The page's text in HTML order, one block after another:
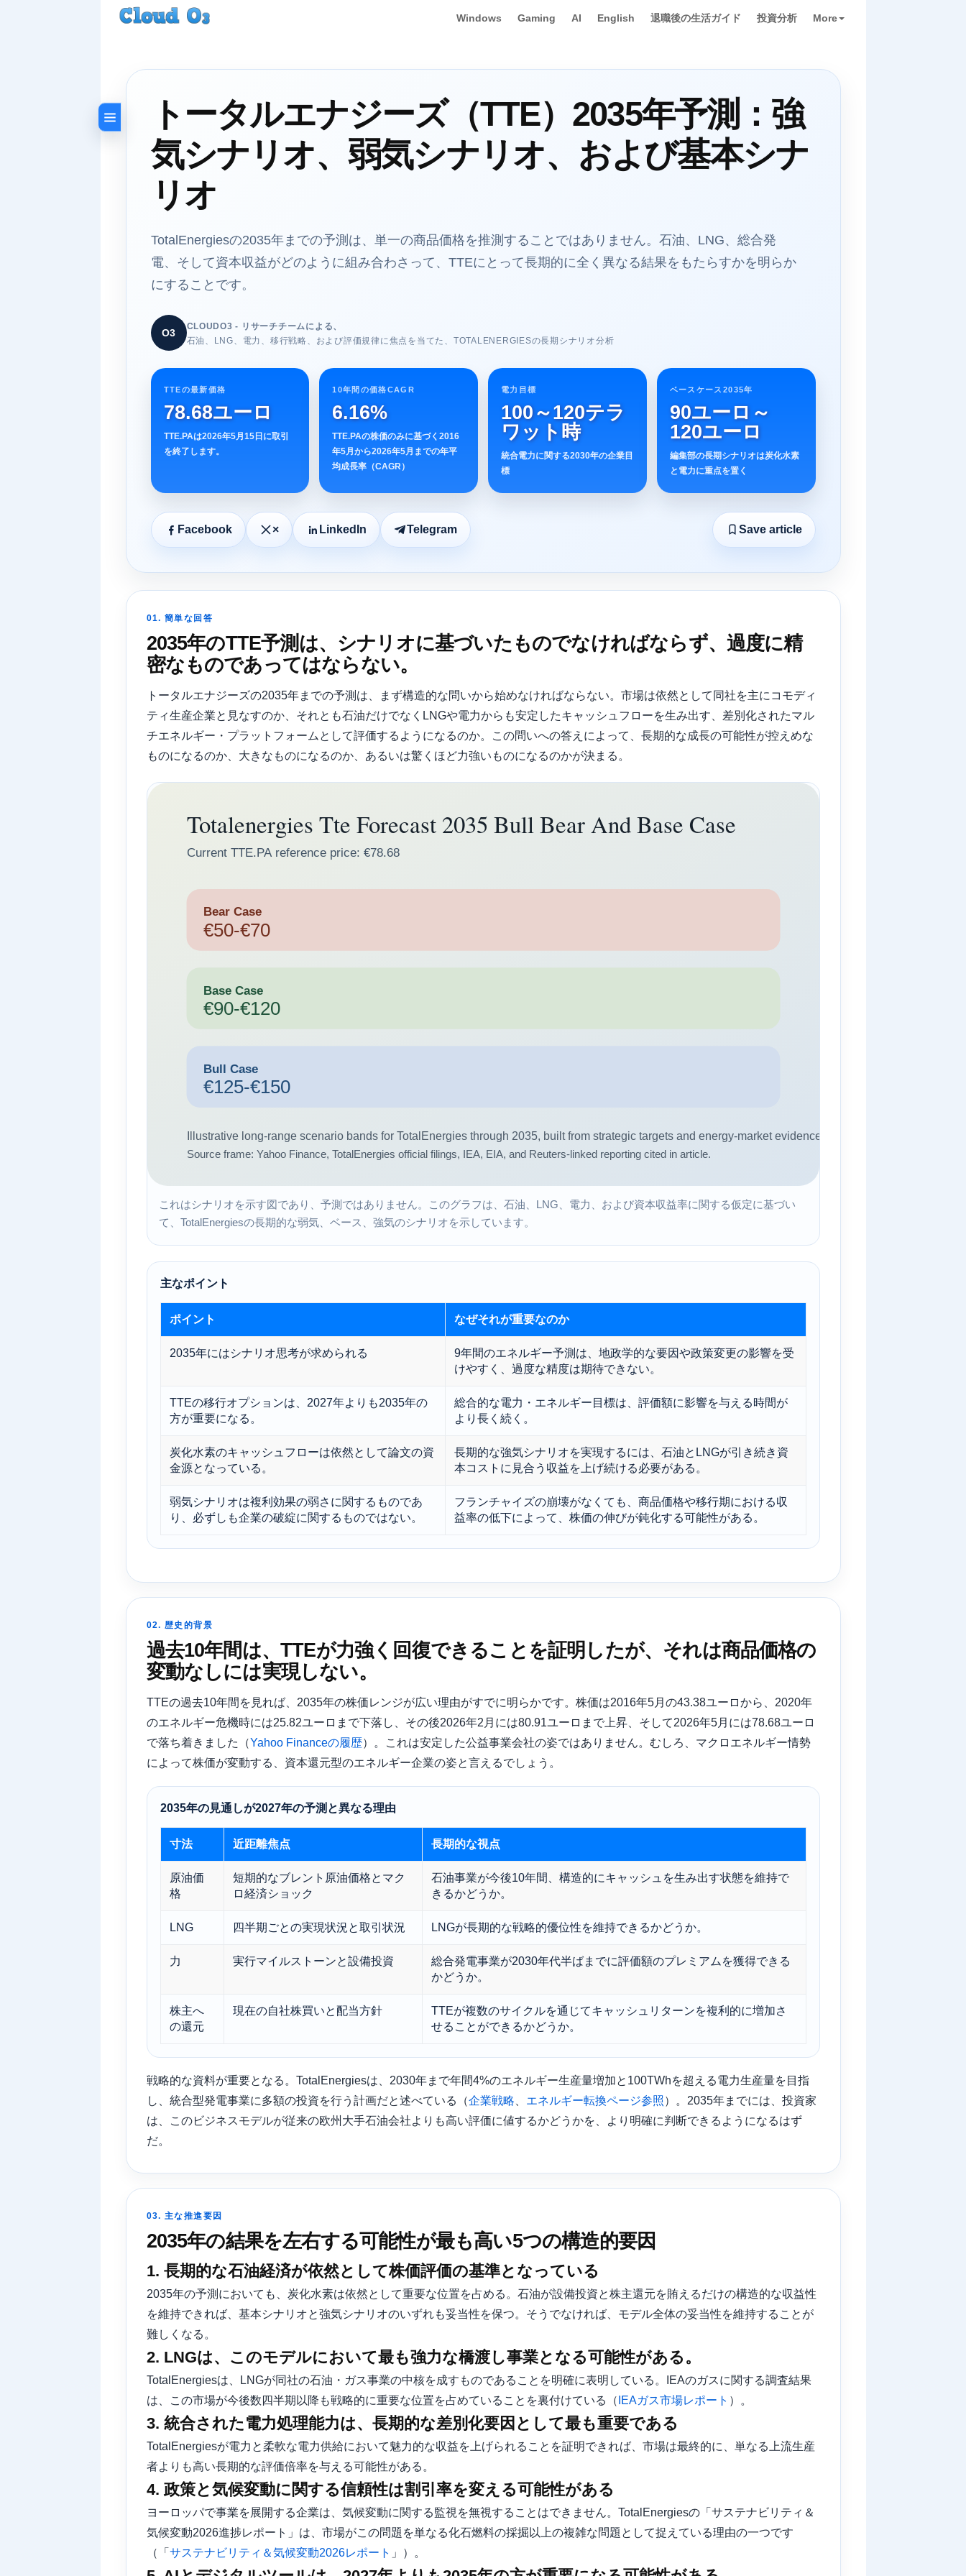
Windows Gaming AI English 退職後の生活ガイド 投資分析 More
トータルエナジーズ（TTE）2035年予測：強
気シナリオ、弱気シナリオ、および基本シナ
リオ
TotalEnergiesの2035年までの予測は、単一の商品価格を推測することではありません。石油、LNG、総合発
電、そして資本収益がどのように組み合わさって、TTEにとって長期的に全く異なる結果をもたらすかを明らか
にすることです。
O3
CLOUDO3 - リサーチチームによる、
石油、LNG、電力、移行戦略、および評価規律に焦点を当てた、TOTALENERGIESの長期シナリオ分析
TTEの最新価格
78.68ユーロ
TTE.PAは2026年5月15日に取引
を終了します。
10年間の価格CAGR
6.16%
TTE.PAの株価のみに基づく2016
年5月から2026年5月までの年平
均成長率（CAGR）
電力目標
100～120テラ
ワット時
統合電力に関する2030年の企業目
標
ベースケース2035年
90ユーロ～
120ユーロ
編集部の長期シナリオは炭化水素
と電力に重点を置く
Facebook × LinkedIn Telegram Save article
01. 簡単な回答
2035年のTTE予測は、シナリオに基づいたものでなければならず、過度に精
密なものであってはならない。
トータルエナジーズの2035年までの予測は、まず構造的な問いから始めなければならない。市場は依然として同社を主にコモディ
ティ生産企業と見なすのか、それとも石油だけでなくLNGや電力からも安定したキャッシュフローを生み出す、差別化されたマル
チエネルギー・プラットフォームとして評価するようになるのか。この問いへの答えによって、長期的な成長の可能性が控えめな
ものになるのか、大きなものになるのか、あるいは驚くほど力強いものになるのかが決まる。
これはシナリオを示す図であり、予測ではありません。このグラフは、石油、LNG、電力、および資本収益率に関する仮定に基づい
て、TotalEnergiesの長期的な弱気、ベース、強気のシナリオを示しています。
主なポイント
ポイント なぜそれが重要なのか
2035年にはシナリオ思考が求められる
9年間のエネルギー予測は、地政学的な要因や政策変更の影響を受
けやすく、過度な精度は期待できない。
TTEの移行オプションは、2027年よりも2035年の
方が重要になる。
総合的な電力・エネルギー目標は、評価額に影響を与える時間が
より長く続く。
炭化水素のキャッシュフローは依然として論文の資
金源となっている。
長期的な強気シナリオを実現するには、石油とLNGが引き続き資
本コストに見合う収益を上げ続ける必要がある。
弱気シナリオは複利効果の弱さに関するものであ
り、必ずしも企業の破綻に関するものではない。
フランチャイズの崩壊がなくても、商品価格や移行期における収
益率の低下によって、株価の伸びが鈍化する可能性がある。
02. 歴史的背景
過去10年間は​​、TTEが力強く回復できることを証明したが、それは商品価格の
変動なしには実現しない。
TTEの過去10年間を見れば、2035年の株価レンジが広い理由がすでに明らかです。株価は2016年5月の43.38ユーロから、2020年
のエネルギー危機時には25.82ユーロまで下落し、その後2026年2月には80.91ユーロまで上昇、そして2026年5月には78.68ユーロ
で落ち着きました（Yahoo Financeの履歴）。これは安定した公益事業会社の姿ではありません。むしろ、マクロエネルギー情勢
によって株価が変動する、資本還元型のエネルギー企業の姿と言えるでしょう。
2035年の見通しが2027年の予測と異なる理由
寸法 近距離焦点 長期的な視点
原油価
格
短期的なブレント原油価格とマク
ロ経済ショック
石油事業が今後10年間、構造的にキャッシュを生み出す状態を維持で
きるかどうか。
LNG 四半期ごとの実現状況と取引状況 LNGが長期的な戦略的優位性を維持できるかどうか。
力 実行マイルストーンと設備投資
総合発電事業が2030年代半ばまでに評価額のプレミアムを獲得できる
かどうか。
株主へ
の還元
現在の自社株買いと配当方針
TTEが複数のサイクルを通じてキャッシュリターンを複利的に増加さ
せることができるかどうか。
戦略的な資料が重要となる。TotalEnergiesは、2030年まで年間4%のエネルギー生産量増加と100TWhを超える電力生産量を目指
し、統合型発電事業に多額の投資を行う計画だと述べている（企業戦略 エネルギー転換ページ参照）。2035年までには、投資家
は、このビジネスモデルが従来の欧州大手石油会社よりも高い評価に値するかどうかを、より明確に判断できるようになるはず
だ。
03. 主な推進要因
2035年の結果を左右する可能性が最も高い5つの構造的要因
1. 長期的な石油経済が依然として株価評価の基準となっている
2035年の予測においても、炭化水素は依然として重要な位置を占める。石油が設備投資と株主還元を賄えるだけの構造的な収益性
を維持できれば、基本シナリオと強気シナリオのいずれも妥当性を保つ。そうでなければ、モデル全体の妥当性を維持することが
難しくなる。
2. LNGは、このモデルにおいて最も強力な橋渡し事業となる可能性がある。
TotalEnergiesは、LNGが同社の石油・ガス事業の中核を成すものであることを明確に表明している。IEAのガスに関する調査結果
は、この市場が今後数四半期以降も戦略的に重要な位置を占めていることを裏付けている（ IEAガス市場レポート ）。
3. 統合された電力処理能力は、長期的な差別化要因として最も重要である
TotalEnergiesが電力と柔軟な電力供給において魅力的な収益を上げられることを証明できれば、市場は最終的に、単なる上流生産
者よりも高い長期的な評価倍率を与える可能性がある。
4. 政策と気候変動に関する信頼性は割引率を変える可能性がある
ヨーロッパで事業を展開する企業は、気候変動に関する監視を無視することはできません。TotalEnergiesの「サステナビリティ＆
気候変動2026進捗レポート」は、市​​場がこの問題を単なる化石燃料の採掘以上の複雑な問題として捉えている理由の一つです
（「 サステナビリティ＆気候変動2026レポート 」）。